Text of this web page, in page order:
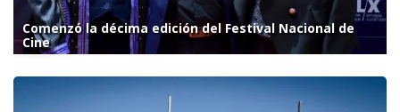
Comenzó la décima edición del Festival Nacional de
Cine